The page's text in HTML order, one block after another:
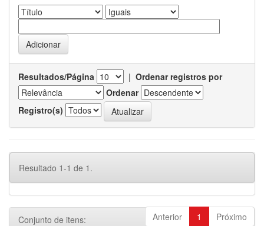
Resultados/Página | Ordenar registros por
Ordenar
Registro(s)
Resultado 1-1 de 1.
Anterior 1 Próximo
Conjunto de itens: